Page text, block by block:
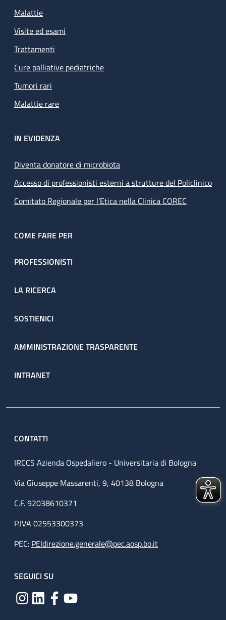
Malattie
Visite ed esami
Trattamenti
Cure palliative pediatriche
Tumori rari
Malattie rare
IN EVIDENZA
Diventa donatore di microbiota
Accesso di professionisti esterni a strutture del Policlinico
Comitato Regionale per l’Etica nella Clinica COREC
COME FARE PER
PROFESSIONISTI
LA RICERCA
SOSTIENICI
AMMINISTRAZIONE TRASPARENTE
INTRANET
CONTATTI
IRCCS Azienda Ospedaliero - Universitaria di Bologna
Via Giuseppe Massarenti, 9, 40138 Bologna
C.F. 92038610371
P.IVA 02553300373
PEC: PEIdirezione.generale@pec.aosp.bo.it
SEGUICI SU